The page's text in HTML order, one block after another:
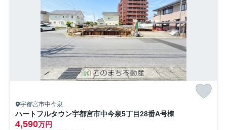
宇都宮市中今泉
ハートフルタウン宇都宮市中今泉5丁目28番A号棟
4,590万円